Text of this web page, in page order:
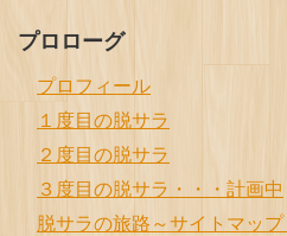
プロローグ
プロフィール
１度目の脱サラ
２度目の脱サラ
３度目の脱サラ・・・計画中
脱サラの旅路～サイトマップ